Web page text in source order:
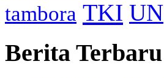
tambora TKI UN
Berita Terbaru